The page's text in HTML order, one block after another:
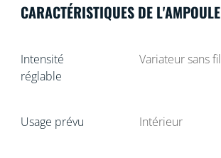
CARACTÉRISTIQUES DE L'AMPOULE
Intensité
réglable
Variateur sans fil
Usage prévu Intérieur